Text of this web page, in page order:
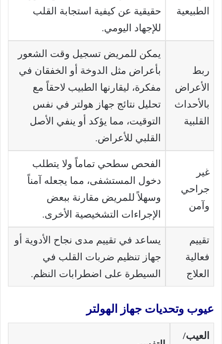
الطبيعية
حقيقية عن كيفية استجابة القلب
للإجهاد اليومي.
ربط
الأعراض
بالأحداث
القلبية
يمكن للمريض تسجيل وقت الشعور
بأعراض مثل الدوخة أو الخفقان في
مفكرة، ليقارنها الطبيب لاحقاً مع
تحليل نتائج جهاز هولتر في نفس
التوقيت، مما يؤكد أو ينفي الأصل
القلبي للأعراض.
غير
جراحي
وآمن
الفحص سطحي تماماً ولا يتطلب
دخول المستشفى، مما يجعله آمناً
وسهلاً للمريض مقارنة ببعض
الإجراءات التشخيصية الأخرى.
تقييم
فعالية
العلاج
يساعد في تقييم مدى نجاح الأدوية أو
جهاز تنظيم ضربات القلب في
السيطرة على اضطرابات النظم.
عيوب وتحديات جهاز الهولتر
العيب/